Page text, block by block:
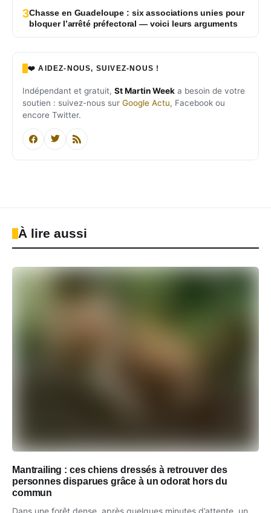
3Chasse en Guadeloupe : six associations unies pour
bloquer l’arrêté préfectoral — voici leurs arguments
❤️ AIDEZ-NOUS, SUIVEZ-NOUS !
Indépendant et gratuit, St Martin Week a besoin de votre
soutien : suivez-nous sur Google Actu, Facebook ou
encore Twitter.
À lire aussi
Mantrailing : ces chiens dressés à retrouver des
personnes disparues grâce à un odorat hors du
commun
Dans une forêt dense, après quelques minutes d’attente, un